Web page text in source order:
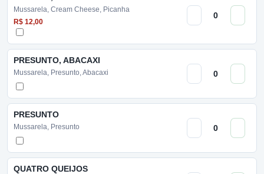
Mussarela, Cream Cheese, Picanha
R$ 12,00
PRESUNTO, ABACAXI
Mussarela, Presunto, Abacaxi
PRESUNTO
Mussarela, Presunto
QUATRO QUEIJOS